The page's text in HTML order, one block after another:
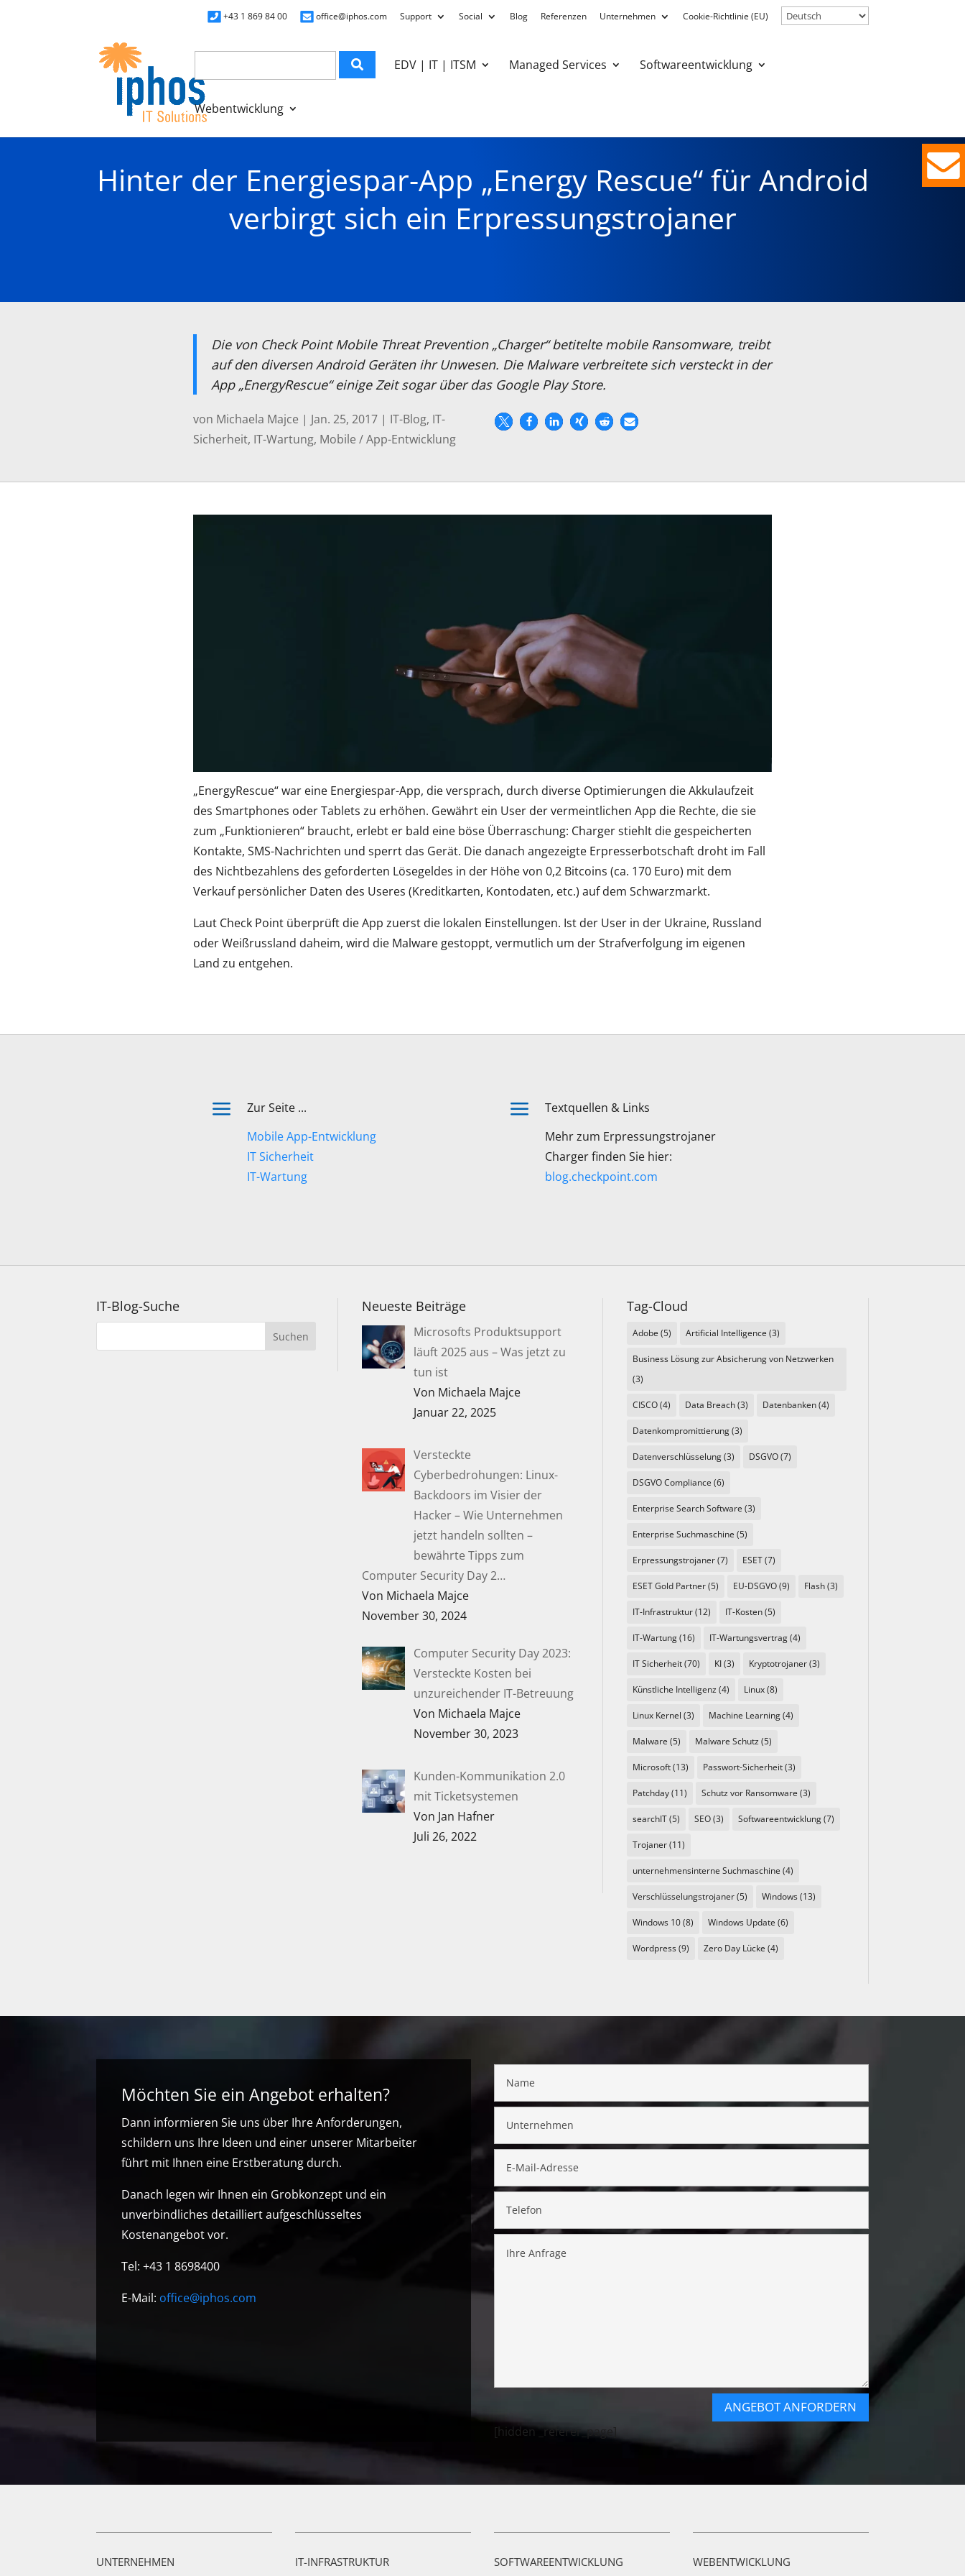
+43 1 869 84 00 office@iphos.com Support Social Blog Referenzen Unternehmen Cookie-Richtlinie (EU)
EDV | IT | ITSM Managed Services Softwareentwicklung
Webentwicklung
Hinter der Energiespar-App „Energy Rescue“ für Android
verbirgt sich ein Erpressungstrojaner
Die von Check Point Mobile Threat Prevention „Charger“ betitelte mobile Ransomware, treibt
auf den diversen Android Geräten ihr Unwesen. Die Malware verbreitete sich versteckt in der
App „EnergyRescue“ einige Zeit sogar über das Google Play Store.
von Michaela Majce | Jan. 25, 2017| IT-Blog, IT-
Sicherheit, IT-Wartung, Mobile / App-Entwicklung
„EnergyRescue“ war eine Energiespar-App, die versprach, durch diverse Optimierungen die Akkulaufzeit
des Smartphones oder Tablets zu erhöhen. Gewährt ein User der vermeintlichen App die Rechte, die sie
zum „Funktionieren“ braucht, erlebt er bald eine böse Überraschung: Charger stiehlt die gespeicherten
Kontakte, SMS-Nachrichten und sperrt das Gerät. Die danach angezeigte Erpresserbotschaft droht im Fall
des Nichtbezahlens des geforderten Lösegeldes in der Höhe von 0,2 Bitcoins (ca. 170 Euro) mit dem
Verkauf persönlicher Daten des Useres (Kreditkarten, Kontodaten, etc.) auf dem Schwarzmarkt.
Laut Check Point überprüft die App zuerst die lokalen Einstellungen. Ist der User in der Ukraine, Russland
oder Weißrussland daheim, wird die Malware gestoppt, vermutlich um der Strafverfolgung im eigenen
Land zu entgehen.
a
Zur Seite ...
Mobile App-Entwicklung
IT Sicherheit
IT-Wartung
a
Textquellen & Links
Mehr zum Erpressungstrojaner
Charger finden Sie hier:
blog.checkpoint.com
IT-Blog-Suche Neueste Beiträge
Microsofts Produktsupport
läuft 2025 aus – Was jetzt zu
tun ist
Von Michaela Majce
Januar 22, 2025
Versteckte
Cyberbedrohungen: Linux-
Backdoors im Visier der
Hacker – Wie Unternehmen
jetzt handeln sollten –
bewährte Tipps zum
Computer Security Day 2…
Von Michaela Majce
November 30, 2024
Computer Security Day 2023:
Versteckte Kosten bei
unzureichender IT-Betreuung
Von Michaela Majce
November 30, 2023
Kunden-Kommunikation 2.0
mit Ticketsystemen
Von Jan Hafner
Juli 26, 2022
Tag-Cloud
Adobe (5) Artificial Intelligence (3)
Business Lösung zur Absicherung von Netzwerken
(3)
CISCO(4) Data Breach(3) Datenbanken(4)
Datenkompromittierung(3)
Datenverschlüsselung(3) DSGVO(7)
DSGVO Compliance (6)
Enterprise Search Software (3)
Enterprise Suchmaschine (5)
Erpressungstrojaner(7) ESET(7)
ESET Gold Partner(5) EU-DSGVO(9) Flash(3)
IT-Infrastruktur(12) IT-Kosten(5)
IT-Wartung(16) IT-Wartungsvertrag(4)
IT Sicherheit(70) KI(3) Kryptotrojaner(3)
Künstliche Intelligenz(4) Linux(8)
Linux Kernel (3) Machine Learning(4)
Malware (5) Malware Schutz(5)
Microsoft(13) Passwort-Sicherheit(3)
Patchday(11) Schutz vor Ransomware (3)
searchIT(5) SEO(3) Softwareentwicklung(7)
Trojaner(11)
unternehmensinterne Suchmaschine (4)
Verschlüsselungstrojaner(5) Windows(13)
Windows 10(8) Windows Update (6)
Wordpress(9) Zero Day Lücke (4)
Möchten Sie ein Angebot erhalten?
Dann informieren Sie uns über Ihre Anforderungen,
schildern uns Ihre Ideen und einer unserer Mitarbeiter
führt mit Ihnen eine Erstberatung durch.
Danach legen wir Ihnen ein Grobkonzept und ein
unverbindliches detailliert aufgeschlüsseltes
Kostenangebot vor.
Tel: +43 1 8698400
E-Mail: office@iphos.com
ANGEBOT ANFORDERN
[hidden _referer_page]
UNTERNEHMEN IT-INFRASTRUKTUR SOFTWAREENTWICKLUNG WEBENTWICKLUNG